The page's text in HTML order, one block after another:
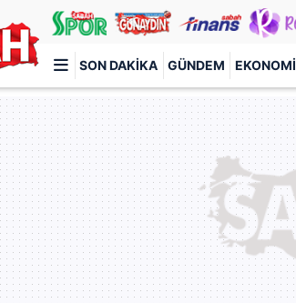
SON DAKIKA GÜNDEM EKONOMI
sitesi